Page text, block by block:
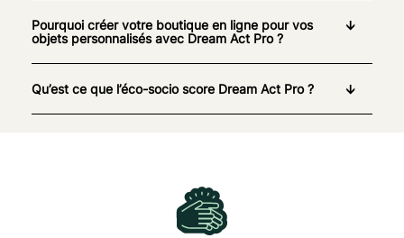
Pourquoi créer votre boutique en ligne pour vos
objets personnalisés avec Dream Act Pro ?
Qu’est ce que l’éco-socio score Dream Act Pro ?